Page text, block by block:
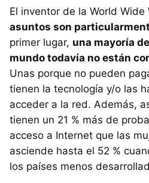
El inventor de la World Wide
asuntos son
primer lugar, una mayoría
mundo todavía no están
Unas porque no pueden
tienen la tecnología y/o las
acceder a la red. Además,
tienen un 21 % más de
acceso a Internet que las
asciende hasta el 52 %
los países menos